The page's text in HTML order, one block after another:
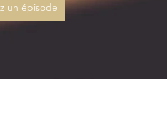
un épisode